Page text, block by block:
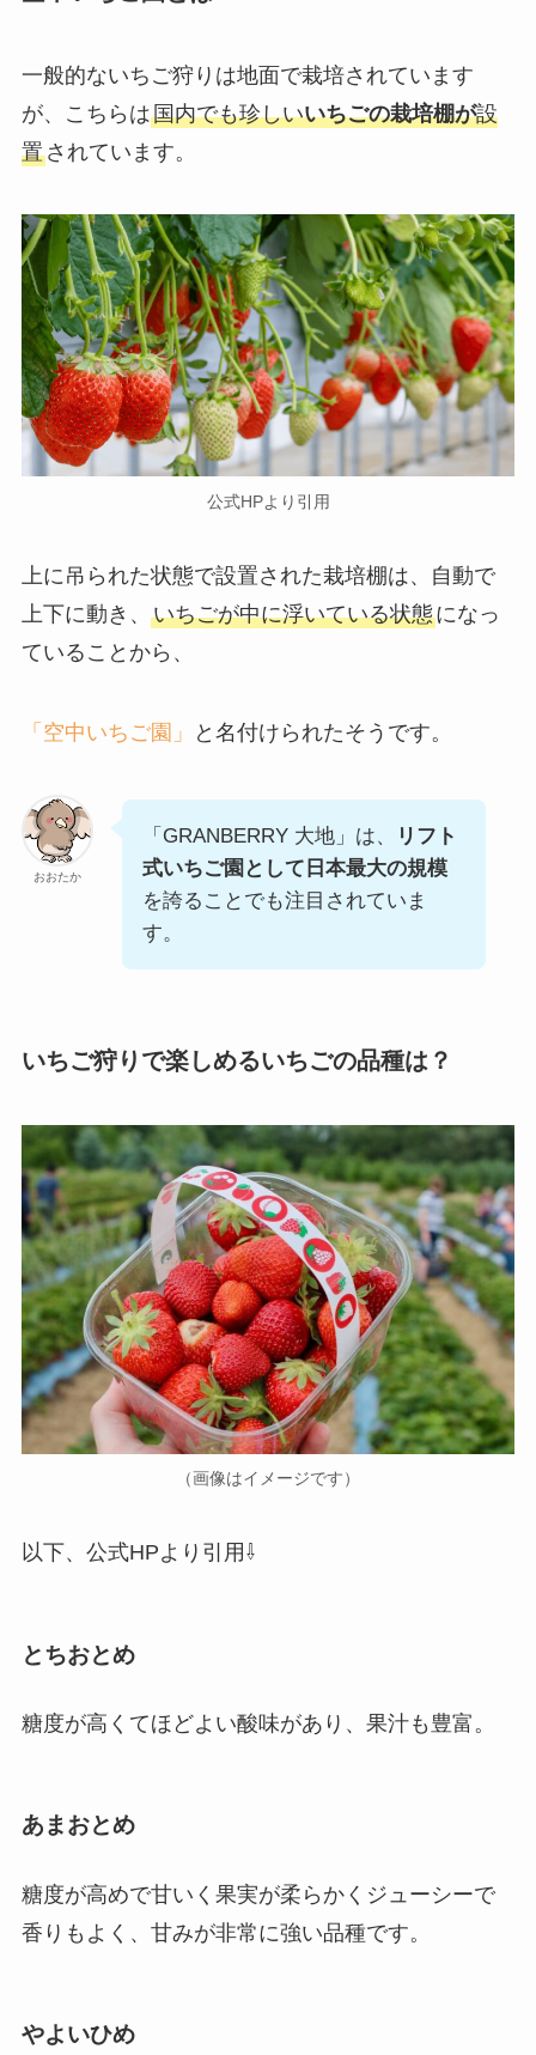
一般的ないちご狩りは地面で栽培されています
が、こちらは国内でも珍しいいちごの栽培棚が設
置されています。
公式HPより引用
上に吊られた状態で設置された栽培棚は、自動で
上下に動き、 いちごが中に浮いている状態になっ
ていることから、
「空中いちご園」 と名付けられたそうです。
おおたか
「GRANBERRY 大地」は、
リフト
式いちご園として日本最大の規模
を誇ることでも注目されていま
す。
いちご狩りで楽しめるいちごの品種は？
（画像はイメージです）
以下、公式HPより引用⇩
とちおとめ
糖度が高くてほどよい酸味があり、果汁も豊富。
あまおとめ
糖度が高めで甘いく果実が柔らかくジューシーで
香りもよく、甘みが非常に強い品種です。
やよいひめ